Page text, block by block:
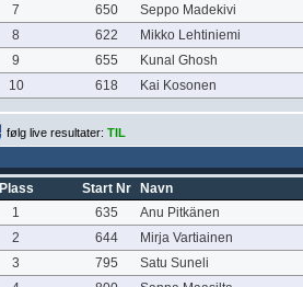
7
650
Seppo Madekivi
8
622
Mikko Lehtiniemi
9
655
Kunal Ghosh
10
618 Kai Kosonen
følg live resultater: TIL
Plass Start Nr
Navn
1
635
Anu Pitkänen
2
644
Mirja Vartiainen
3
795
Satu Suneli